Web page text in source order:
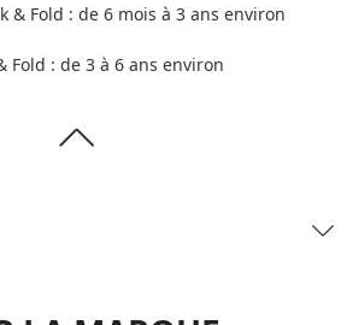
& Fold : de 6 mois à 3 ans environ
Fold : de 3 à 6 ans environ